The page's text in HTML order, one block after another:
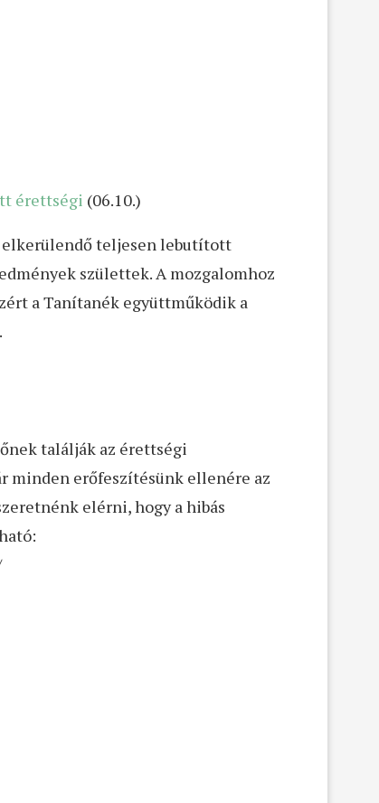
érettségi (06.10.)
elkerülendő teljesen lebutított
születtek. A mozgalomhoz
a Tanítanék együttműködik a
találják az érettségi
minden erőfeszítésünk ellenére az
elérni, hogy a hibás